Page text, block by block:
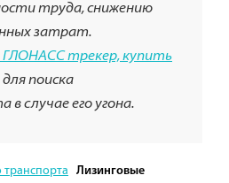
труда, снижению
затрат.
ГЛОНАСС трекер, купить
поиска
случае его угона.
Лизинговые